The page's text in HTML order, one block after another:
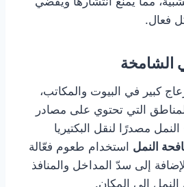
فعال.
الشامخة
كبير في البيوت والمكاتب،
التي تحتوي على مصادر
مصدرًا لنقل البكتيريا
النمل استخدام طعوم فعّالة
إلى سدّ المداخل والمنافذ
إلى المكان.